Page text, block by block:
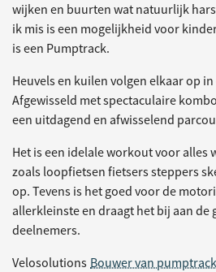
wijken en buurten wat natuurlijk
ik mis is een mogelijkheid voor
is een Pumptrack.
Heuvels en kuilen volgen elkaar op
Afgewisseld met spectaculaire
een uitdagend en afwisselend
Het is een idelale workout voor alles
zoals loopfietsen fietsers steppers
op. Tevens is het goed voor de
allerkleinste en draagt het bij aan de
deelnemers.
Velosolutions Bouwer van